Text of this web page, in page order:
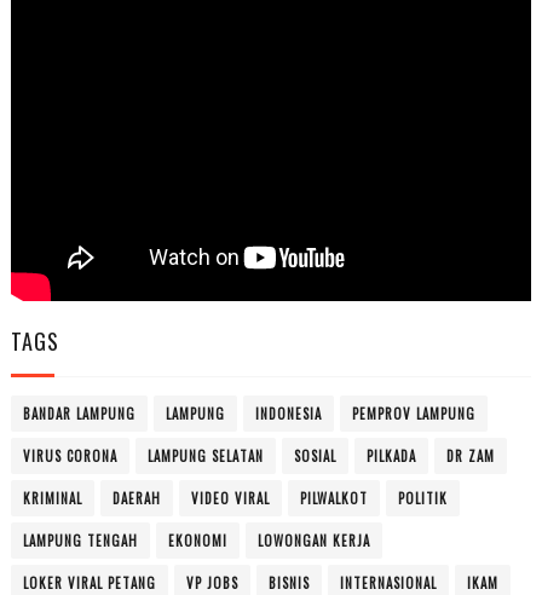
TAGS
BANDAR LAMPUNG LAMPUNG INDONESIA PEMPROV LAMPUNG
VIRUS CORONA LAMPUNG SELATAN SOSIAL PILKADA DR ZAM
KRIMINAL DAERAH VIDEO VIRAL PILWALKOT POLITIK
LAMPUNG TENGAH EKONOMI LOWONGAN KERJA
LOKER VIRAL PETANG VP JOBS BISNIS INTERNASIONAL IKAM